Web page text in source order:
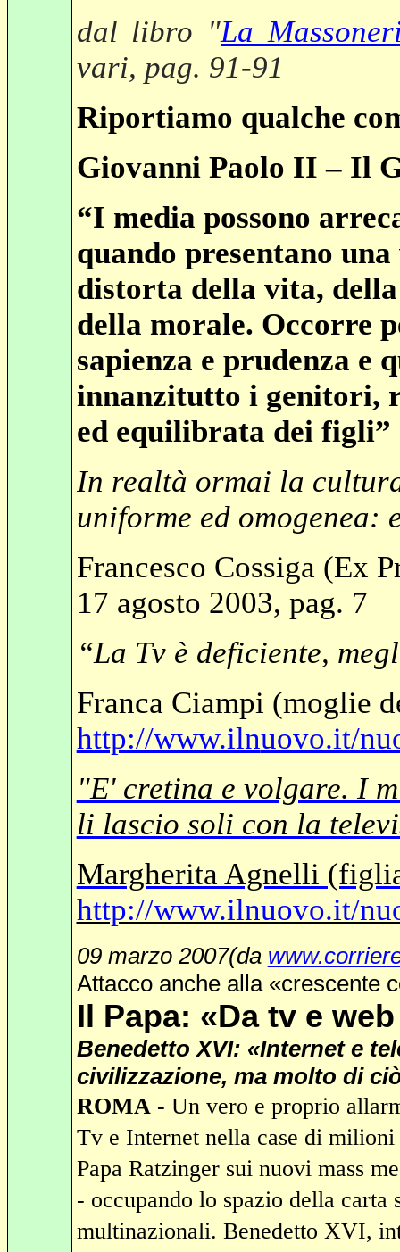
dal libro "La
vari, pag. 91-91
Riportiamo qualche
Giovanni Paolo II – Il
“I media possono
quando presentano
distorta della vita,
della morale. Occorre
sapienza e prudenza e
innanzitutto i genitori,
ed equilibrata dei figli”
In realtà ormai la
uniforme ed omogenea:
Francesco Cossiga (Ex
17 agosto 2003, pag. 7
“La Tv è deficiente,
Franca Ciampi (moglie
http://www.ilnuovo.it/
"E' cretina e volgare. I
li lascio soli con la
Margherita Agnelli
http://www.ilnuovo.it/
09 marzo 2007(da
Attacco anche alla «crescente
Il Papa: «Da tv e
Benedetto XVI: «Internet e
civilizzazione, ma molto di
ROMA- Un vero e proprio
Tv e Internet nella case di
Papa Ratzinger sui nuovi mass
- occupando lo spazio della carta
multinazionali. Benedetto XVI,